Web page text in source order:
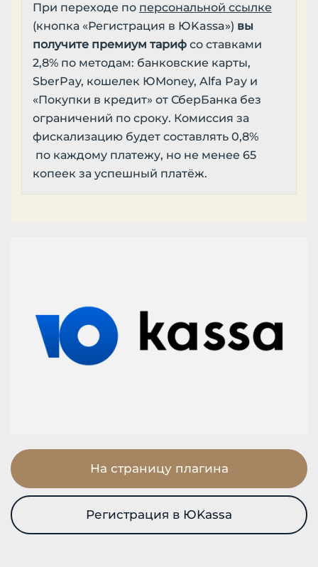
При переходе по персональной ссылке
(кнопка «Регистрация в ЮKassa») вы
получите премиум тариф со ставками
2,8% по методам: банковские карты,
SberPay, кошелек ЮMoney, Alfa Pay и
«Покупки в кредит» от СберБанка без
ограничений по сроку. Комиссия за
фискализацию будет составлять 0,8%
по каждому платежу, но не менее 65
копеек за успешный платёж.
На страницу плагина
Регистрация в ЮKassa